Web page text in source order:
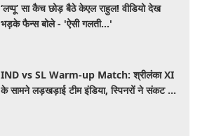
‘लप्पू’ सा कैच छोड़ बैठे केएल राहुल! वीडियो देख
भड़के फैन्स बोले - 'ऐसी गलती...'
IND vs SL Warm-up Match: श्रीलंका XI
के सामने लड़खड़ाई टीम इंडिया, स्पिनरों ने संकट में